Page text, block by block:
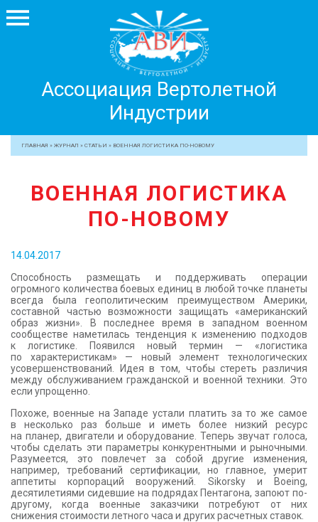
Ассоциация Вертолетной
Индустрии
Вертолетной
Индустрии
+7 499 755 99 29
ЧЛЕНЫ АВИ
МЕРОПРИЯТИЯ
ЖУРНАЛ
ПРЕССА
МЕДИА
КОНТАКТЫ
ГЛАВНАЯ » ЖУРНАЛ » СТАТЬИ » ВОЕННАЯ ЛОГИСТИКА ПО-НОВОМУ
ВОЕННАЯ ЛОГИСТИКА
ПО-НОВОМУ
14.04.2017
Способность размещать и поддерживать операции
огромного количества боевых единиц в любой точке планеты
всегда была геополитическим преимуществом Америки,
составной частью возможности защищать «американский
образ жизни». В последнее время в западном военном
сообществе наметилась тенденция к изменению подходов
к логистике. Появился новый термин — «логистика
по характеристикам» — новый элемент технологических
усовершенствований. Идея в том, чтобы стереть различия
между обслуживанием гражданской и военной техники. Это
если упрощенно.
Похоже, военные на Западе устали платить за то же самое
в несколько раз больше и иметь более низкий ресурс
на планер, двигатели и оборудование. Теперь звучат голоса,
чтобы сделать эти параметры конкурентными и рыночными.
Разумеется, это повлечет за собой другие изменения,
например, требований сертификации, но главное, умерит
аппетиты корпораций вооружений. Sikorsky и Boeing,
десятилетиями сидевшие на подрядах Пентагона, запоют по-
другому, когда военные заказчики потребуют от них
снижения стоимости летного часа и других расчетных ставок.